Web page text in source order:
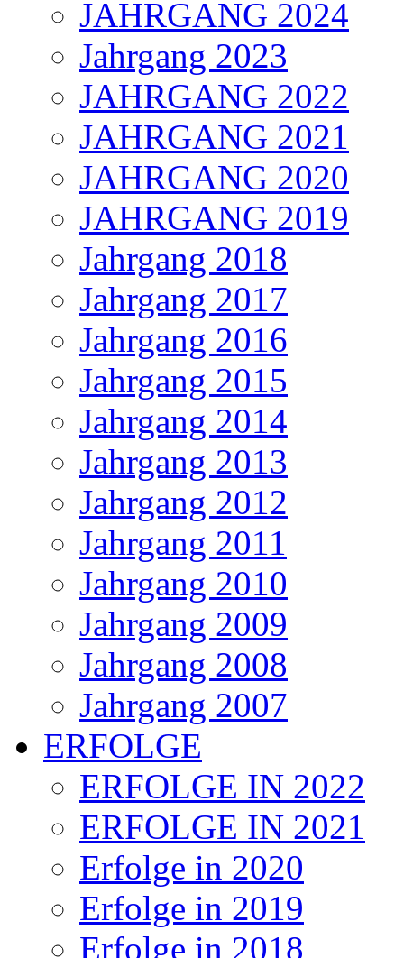
JAHRGANG 2024
Jahrgang 2023
JAHRGANG 2022
JAHRGANG 2021
JAHRGANG 2020
JAHRGANG 2019
Jahrgang 2018
Jahrgang 2017
Jahrgang 2016
Jahrgang 2015
Jahrgang 2014
Jahrgang 2013
Jahrgang 2012
Jahrgang 2011
Jahrgang 2010
Jahrgang 2009
Jahrgang 2008
Jahrgang 2007
ERFOLGE
ERFOLGE IN 2022
ERFOLGE IN 2021
Erfolge in 2020
Erfolge in 2019
Erfolge in 2018